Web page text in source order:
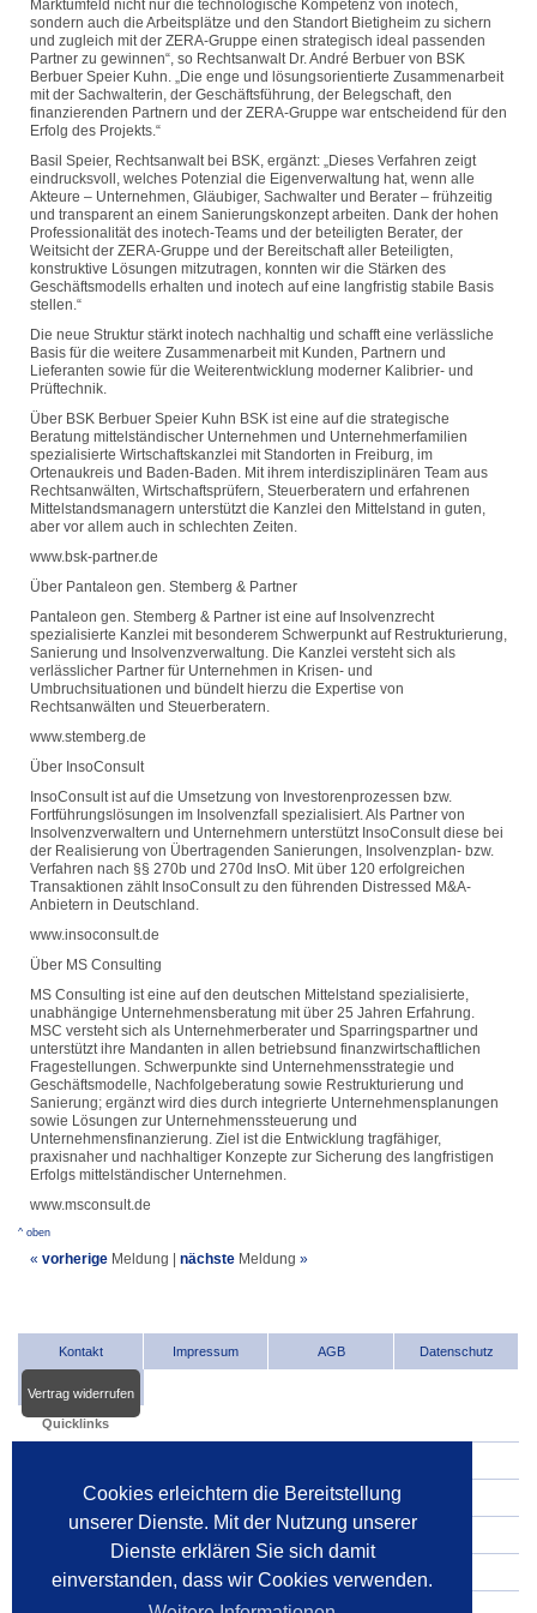
Cookies erleichtern die Bereitstellung
unserer Dienste. Mit der Nutzung unserer
Dienste erklären Sie sich damit
einverstanden, dass wir Cookies verwenden.
Marktumfeld nicht nur die technologische Kompetenz von inotech,
sondern auch die Arbeitsplätze und den Standort Bietigheim zu sichern
und zugleich mit der ZERA-Gruppe einen strategisch ideal passenden
Partner zu gewinnen“, so Rechtsanwalt Dr. André Berbuer von BSK
Berbuer Speier Kuhn. „Die enge und lösungsorientierte Zusammenarbeit
mit der Sachwalterin, der Geschäftsführung, der Belegschaft, den
finanzierenden Partnern und der ZERA-Gruppe war entscheidend für den
Erfolg des Projekts.“
Basil Speier, Rechtsanwalt bei BSK, ergänzt: „Dieses Verfahren zeigt
eindrucksvoll, welches Potenzial die Eigenverwaltung hat, wenn alle
Akteure – Unternehmen, Gläubiger, Sachwalter und Berater – frühzeitig
und transparent an einem Sanierungskonzept arbeiten. Dank der hohen
Professionalität des inotech-Teams und der beteiligten Berater, der
Weitsicht der ZERA-Gruppe und der Bereitschaft aller Beteiligten,
konstruktive Lösungen mitzutragen, konnten wir die Stärken des
Geschäftsmodells erhalten und inotech auf eine langfristig stabile Basis
stellen.“
Die neue Struktur stärkt inotech nachhaltig und schafft eine verlässliche
Basis für die weitere Zusammenarbeit mit Kunden, Partnern und
Lieferanten sowie für die Weiterentwicklung moderner Kalibrier- und
Prüftechnik.
Über BSK Berbuer Speier Kuhn BSK ist eine auf die strategische
Beratung mittelständischer Unternehmen und Unternehmerfamilien
spezialisierte Wirtschaftskanzlei mit Standorten in Freiburg, im
Ortenaukreis und Baden-Baden. Mit ihrem interdisziplinären Team aus
Rechtsanwälten, Wirtschaftsprüfern, Steuerberatern und erfahrenen
Mittelstandsmanagern unterstützt die Kanzlei den Mittelstand in guten,
aber vor allem auch in schlechten Zeiten.
www.bsk-partner.de
Über Pantaleon gen. Stemberg & Partner
Pantaleon gen. Stemberg & Partner ist eine auf Insolvenzrecht
spezialisierte Kanzlei mit besonderem Schwerpunkt auf Restrukturierung,
Sanierung und Insolvenzverwaltung. Die Kanzlei versteht sich als
verlässlicher Partner für Unternehmen in Krisen- und
Umbruchsituationen und bündelt hierzu die Expertise von
Rechtsanwälten und Steuerberatern.
www.stemberg.de
Über InsoConsult
InsoConsult ist auf die Umsetzung von Investorenprozessen bzw.
Fortführungslösungen im Insolvenzfall spezialisiert. Als Partner von
Insolvenzverwaltern und Unternehmern unterstützt InsoConsult diese bei
der Realisierung von Übertragenden Sanierungen, Insolvenzplan- bzw.
Verfahren nach §§ 270b und 270d InsO. Mit über 120 erfolgreichen
Transaktionen zählt InsoConsult zu den führenden Distressed M&A-
Anbietern in Deutschland.
www.insoconsult.de
Über MS Consulting
MS Consulting ist eine auf den deutschen Mittelstand spezialisierte,
unabhängige Unternehmensberatung mit über 25 Jahren Erfahrung.
MSC versteht sich als Unternehmerberater und Sparringspartner und
unterstützt ihre Mandanten in allen betriebsund finanzwirtschaftlichen
Fragestellungen. Schwerpunkte sind Unternehmensstrategie und
Geschäftsmodelle, Nachfolgeberatung sowie Restrukturierung und
Sanierung; ergänzt wird dies durch integrierte Unternehmensplanungen
sowie Lösungen zur Unternehmenssteuerung und
Unternehmensfinanzierung. Ziel ist die Entwicklung tragfähiger,
praxisnaher und nachhaltiger Konzepte zur Sicherung des langfristigen
Erfolgs mittelständischer Unternehmen.
www.msconsult.de
^ oben
« vorherige Meldung nächste Meldung »
Kontakt Impressum AGB Datenschutz
Vertrag widerrufen
Quicklinks
INDat.extra
Dienstleister im Internet